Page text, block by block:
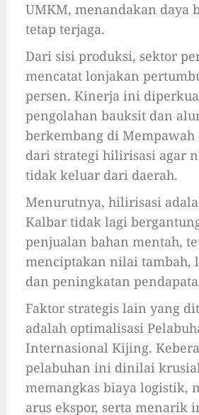
UMKM, menandakan daya
tetap terjaga.
Dari sisi produksi, sektor
mencatat lonjakan
persen. Kinerja ini
pengolahan bauksit dan
berkembang di Mempawah
dari strategi hilirisasi agar
tidak keluar dari daerah.
Menurutnya, hilirisasi
Kalbar tidak lagi
penjualan bahan mentah,
menciptakan nilai tambah,
dan peningkatan
Faktor strategis lain yang
adalah optimalisasi
Internasional Kijing.
pelabuhan ini dinilai
memangkas biaya logistik,
arus ekspor, serta menarik